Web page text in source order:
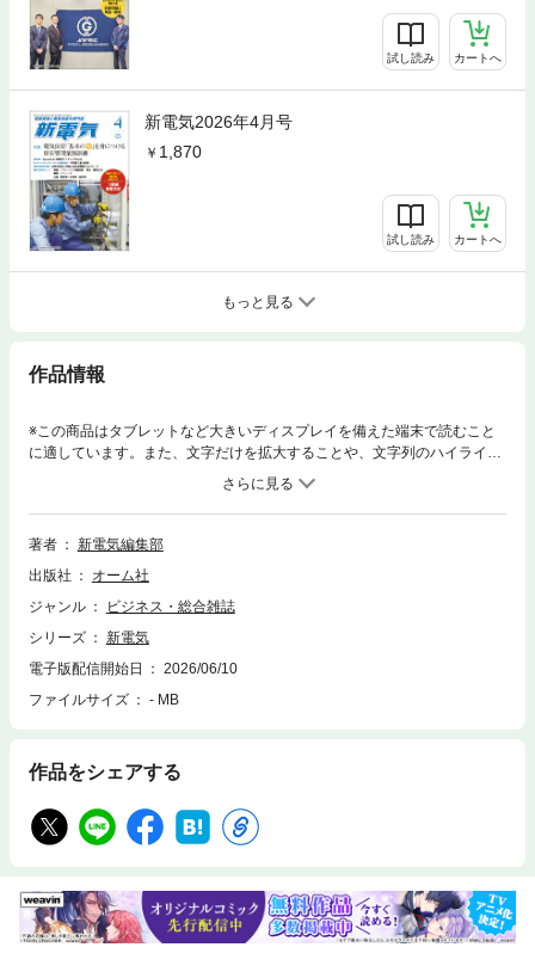
試し読み カートへ
新電気2026年4月号
1,870
試し読み カートへ
もっと見る
作品情報
※この商品はタブレットなど大きいディスプレイを備えた端末で読むこと
に適しています。また、文字だけを拡大することや、文字列のハイライ
ト、検索、辞書の参照、引用などの機能が使用できません。※この電子雑
誌は紙版雑誌のページデザインで制作した固定レイアウトです。「新電
気」は、電験三種の受験、電気設備の現場実務、新エネルギー関連情報な
どを取り扱う専門誌です。■特集第１特集：蓄電所の保守・運営 入門 カ
と電力需要の増加が進む昨今、再生可能エネルギーの発電量変動を吸収
し、余剰電力の有効活用を可能にする蓄電所の開発が進んでいます。そし
運営効率化を両立させる鍵となるのがO&Mです。蓄電所の安定稼働を現場
の最前線で支え、日々の点検・監視からトラブル対応まで担っているのが
電気主任技術者です。設備の状態を見極め、異常を未然に防ぐメンテナン
スは、電力供給の信頼性を左右する極めて重要な職務であり、大きな社会
役割や設備構成を解説するとともに、電気主任技術者の仕事内容とやりが
ボンニュートラル実現に向け、日本の電力システムはかつてない変革期を
迎えています。脱炭素化の主役となる再生可能エネルギーの導入が急拡大
電力の安定供給と再生可能エネルギーの主力電源化を両立させる切り札と
して熱い視線を浴びているのが「蓄電池」です。 本稿では、長期脱炭素
電源オークションの開始や需給調整市場の本格稼働により急成長を遂げる
著者
新電気編集部
出版社
オーム社
ジャンル
ビジネス・総合雑誌
シリーズ
新電気
電子版配信開始日
2026/06/10
ファイルサイズ
- MB
作品をシェアする